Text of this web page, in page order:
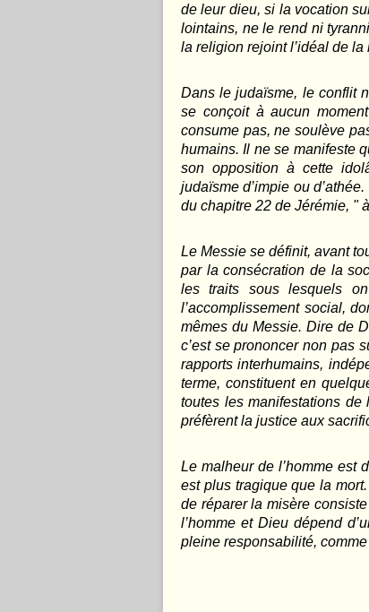
de leur dieu, si la vocation
lointains, ne le rend ni
la religion rejoint l’idéal de la
Dans le judaïsme, le conflit
se conçoit à aucun
consume pas, ne soulève
humains. Il ne se manifeste
son opposition à cette
judaïsme d’impie ou
du chapitre 22 de Jérémie, "
Le Messie se définit, avant
par la consécration de la
les traits sous lesquels
l’accomplissement social,
mêmes du Messie. Dire de
c’est se prononcer non pas
rapports interhumains,
terme, constituent en
toutes les manifestations
préfèrent la justice aux
Le malheur de l’homme est
est plus tragique que la
de réparer la misère
l’homme et Dieu dépend
pleine responsabilité,